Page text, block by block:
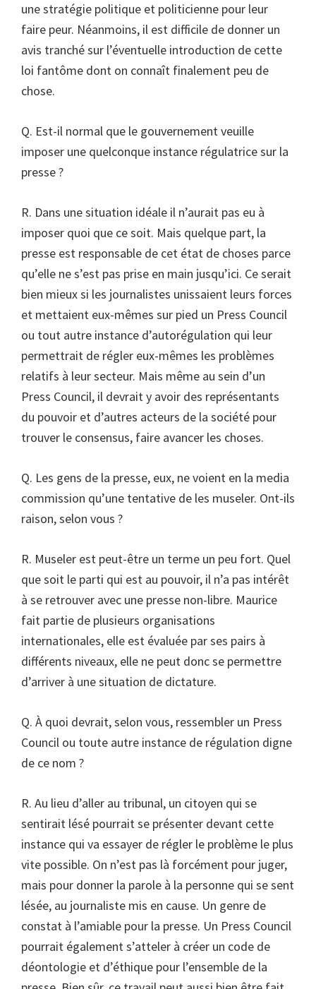
une stratégie politique et politicienne pour leur
faire peur. Néanmoins, il est difficile de donner un
avis tranché sur l’éventuelle introduction de cette
loi fantôme dont on connaît finalement peu de
chose.
Q. Est-il normal que le gouvernement veuille
imposer une quelconque instance régulatrice sur la
presse ?
R. Dans une situation idéale il n’aurait pas eu à
imposer quoi que ce soit. Mais quelque part, la
presse est responsable de cet état de choses parce
qu’elle ne s’est pas prise en main jusqu’ici. Ce serait
bien mieux si les journalistes unissaient leurs forces
et mettaient eux-mêmes sur pied un Press Council
ou tout autre instance d’autorégulation qui leur
permettrait de régler eux-mêmes les problèmes
relatifs à leur secteur. Mais même au sein d’un
Press Council, il devrait y avoir des représentants
du pouvoir et d’autres acteurs de la société pour
trouver le consensus, faire avancer les choses.
Q. Les gens de la presse, eux, ne voient en la media
commission qu’une tentative de les museler. Ont-ils
raison, selon vous ?
R. Museler est peut-être un terme un peu fort. Quel
que soit le parti qui est au pouvoir, il n’a pas intérêt
à se retrouver avec une presse non-libre. Maurice
fait partie de plusieurs organisations
internationales, elle est évaluée par ses pairs à
différents niveaux, elle ne peut donc se permettre
d’arriver à une situation de dictature.
Q. À quoi devrait, selon vous, ressembler un Press
Council ou toute autre instance de régulation digne
de ce nom ?
R. Au lieu d’aller au tribunal, un citoyen qui se
sentirait lésé pourrait se présenter devant cette
instance qui va essayer de régler le problème le plus
vite possible. On n’est pas là forcément pour juger,
mais pour donner la parole à la personne qui se sent
lésée, au journaliste mis en cause. Un genre de
constat à l’amiable pour la presse. Un Press Council
pourrait également s’atteler à créer un code de
déontologie et d’éthique pour l’ensemble de la